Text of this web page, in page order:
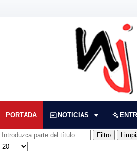
PORTADA NOTICIAS
Introduzca parte del título Filtro
Cantidad